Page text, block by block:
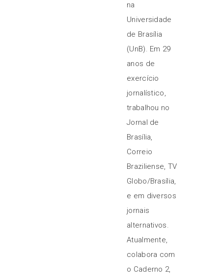
na
Universidade
de Brasília
(UnB). Em 29
anos de
exercício
jornalístico,
trabalhou no
Jornal de
Brasília,
Correio
Braziliense, TV
Globo/Brasília,
e em diversos
jornais
alternativos.
Atualmente,
colabora com
o Caderno 2,